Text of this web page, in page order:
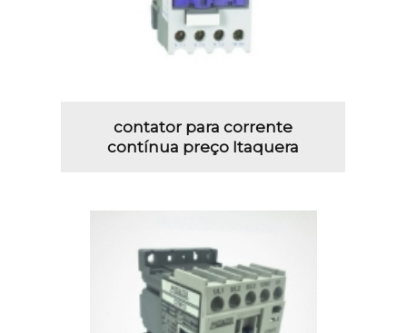
contator para corrente
contínua preço Itaquera